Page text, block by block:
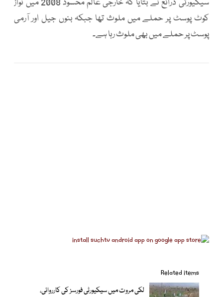
سیکیورٹی ذرائع نے بتایا کہ خارجی عالم محسود 2008 میں نواز
کوٹ پوسٹ پر حملے میں ملوث تھا جبکہ بنوں جیل اور آرمی
پوسٹ پر حملے میں بھی ملوث رہا ہے۔
Related items
لکی مروت میں سیکیورٹی فورسز کی کارروائی،